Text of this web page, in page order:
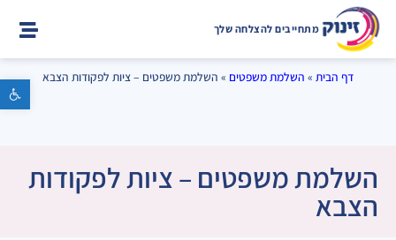
פתח סרגל נגישות
מתחייבים להצלחה שלך
דף הבית » השלמת משפטים » השלמת משפטים – ציות לפקודות הצבא
השלמת משפטים – ציות לפקודות
הצבא